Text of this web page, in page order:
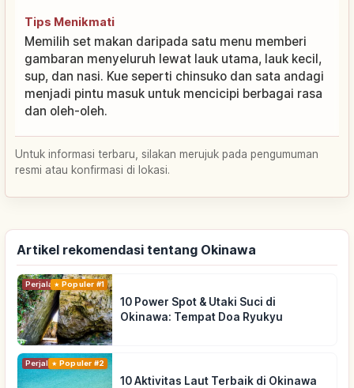
Tips Menikmati
Memilih set makan daripada satu menu memberi
gambaran menyeluruh lewat lauk utama, lauk kecil,
sup, dan nasi. Kue seperti chinsuko dan sata andagi
menjadi pintu masuk untuk mencicipi berbagai rasa
dan oleh-oleh.
Untuk informasi terbaru, silakan merujuk pada pengumuman
resmi atau konfirmasi di lokasi.
Artikel rekomendasi tentang Okinawa
PerjalananPopuler #1
10 Power Spot & Utaki Suci di
Okinawa: Tempat Doa Ryukyu
PerjalananPopuler #2
10 Aktivitas Laut Terbaik di Okinawa